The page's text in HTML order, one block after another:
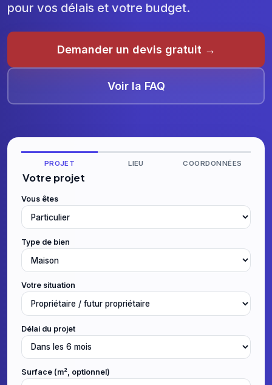
pour vos délais et votre budget.
Demander un devis gratuit →
Voir la FAQ
PROJET LIEU COORDONNÉES
Votre projet
Vous êtes
Type de bien
Votre situation
Délai du projet
Surface (m², optionnel)